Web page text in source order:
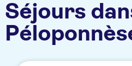
Séjours